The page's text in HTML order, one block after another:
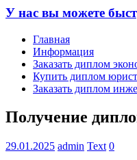
У нас вы можете
Главная
Информация
Заказать диплом
Купить диплом
Заказать диплом
Получение
29.01.2025 admin Text 0